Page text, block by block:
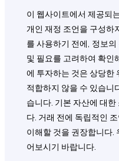
이 웹사이트에서 제공되
개인 재정 조언을 구성하
를 사용하기 전에, 정보
및 필요를 고려하여 확인
에 투자하는 것은 상당한
적합하지 않을 수 있습니
습니다. 기본 자산에 대
다. 거래 전에 독립적인
이해할 것을 권장합니다.
어보시기 바랍니다.